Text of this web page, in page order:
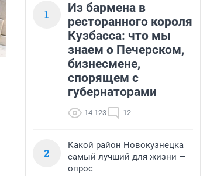
1
Из бармена в
ресторанного короля
Кузбасса: что мы
знаем о Печерском,
бизнесмене,
спорящем с
губернаторами
14 123 12
2
Какой район Новокузнецка
самый лучший для жизни —
опрос